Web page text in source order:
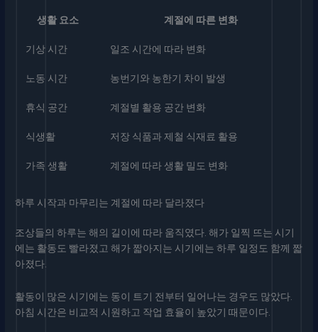
생활 요소 계절에 따른 변화
기상 시간 일조 시간에 따라 변화
노동 시간 농번기와 농한기 차이 발생
휴식 공간 계절별 활용 공간 변화
식생활 저장 식품과 제철 식재료 활용
가족 생활 계절에 따라 생활 밀도 변화
하루 시작과 마무리는 계절에 따라 달라졌다
조상들의 하루는 해의 길이에 따라 움직였다. 해가 일찍 뜨는 시기
에는 활동도 빨라졌고 해가 짧아지는 시기에는 하루 일정도 함께 짧
아졌다.
활동이 많은 시기에는 동이 트기 전부터 일어나는 경우도 많았다.
아침 시간은 비교적 시원하고 작업 효율이 높았기 때문이다.